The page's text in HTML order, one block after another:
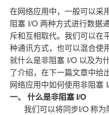
在网络应用中，一般可以采
阻塞 I/O 两种方式进行数据
斥和互相取代。我们可以在
种通讯方式，也可以混合使
就什么是非阻塞 I/O 以及为
了介绍，在下一篇文章中给
网络应用中如何使用非阻塞
一、 什么是非阻塞 I/O
我们可以将同步I/O 称为